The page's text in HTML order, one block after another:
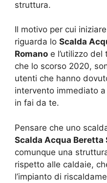
struttura.
Il motivo per cui
riguarda lo Scalda
Romano e l’utilizzo
che lo scorso 2020,
utenti che hanno
intervento immediato
in fai da te.
Pensare che uno
Scalda Acqua Beretta
comunque una
rispetto alle caldaie,
l’impianto di